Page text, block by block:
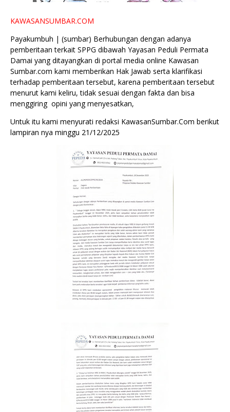
KAWASANSUMBAR.COM
Payakumbuh | (sumbar) Berhubungan dengan adanya
pemberitaan terkait SPPG dibawah Yayasan Peduli Permata
Damai yang ditayangkan di portal media online Kawasan
Sumbar.com kami memberikan Hak Jawab serta klarifikasi
terhadap pemberitaan tersebut, karena pemberitaan tersebut
menurut kami keliru, tidak sesuai dengan fakta dan bisa
menggiring opini yang menyesatkan,
Untuk itu kami menyurati redaksi KawasanSumbar.Com berikut
lampiran nya minggu 21/12/2025